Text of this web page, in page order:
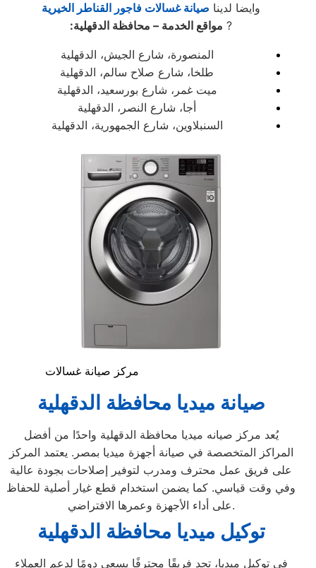
وايضا لدينا صيانة غسالات فاجور القناطر الخيرية
? مواقع الخدمة – محافظة الدقهلية:
المنصورة، شارع الجيش، الدقهلية
طلخا، شارع صلاح سالم، الدقهلية
ميت غمر، شارع بورسعيد، الدقهلية
أجا، شارع النصر، الدقهلية
السنبلاوين، شارع الجمهورية، الدقهلية
مركز صيانة غسالات
صيانة ميديا محافظة الدقهلية
يُعد مركز صيانه ميديا محافظة الدقهلية واحدًا من أفضل
المراكز المتخصصة في صيانة أجهزة ميديا بمصر. يعتمد المركز
على فريق عمل محترف ومدرب لتوفير إصلاحات بجودة عالية
وفي وقت قياسي. كما يضمن استخدام قطع غيار أصلية للحفاظ
على أداء الأجهزة وعمرها الافتراضي.
توكيل ميديا محافظة الدقهلية
في توكيل ميديا، تجد فريقًا محترفًا يسعى دومًا لدعم العملاء